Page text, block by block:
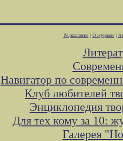
Редколлегия| О журнале|
Навигатор по
Клуб любителей
Энциклопедия
Для тех кому за 10:
Галерея